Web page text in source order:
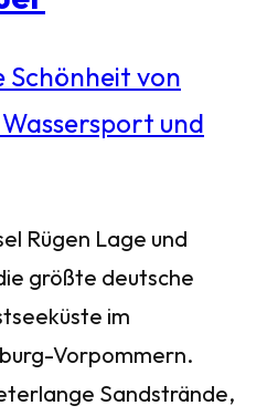
Rügen Lage und
größte deutsche
im
Vorpommern.
Sandstrände,